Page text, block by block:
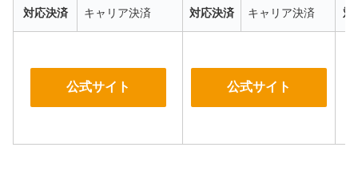
対応決済 キャリア決済 対応決済 キャリア決済 対
公式サイト 公式サイト